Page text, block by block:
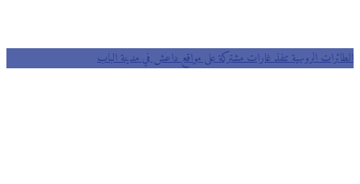
الطائرات الروسية تنفذ غارات مشتركة على مواقع داعش في مدينة الباب